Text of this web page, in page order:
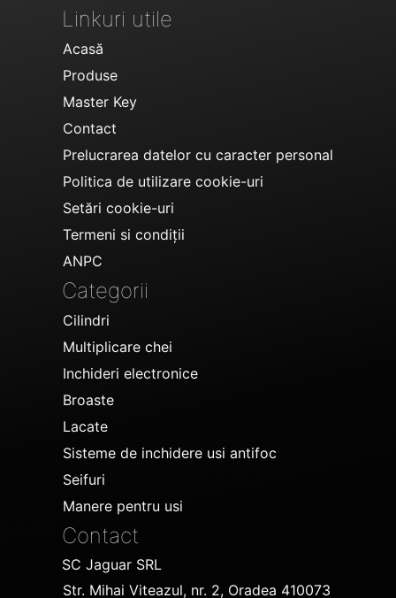
Linkuri utile
Acasă
Produse
Master Key
Contact
Prelucrarea datelor cu caracter personal
Politica de utilizare cookie-uri
Setări cookie-uri
Termeni si condiții
ANPC
Categorii
Cilindri
Multiplicare chei
Inchideri electronice
Broaste
Lacate
Sisteme de inchidere usi antifoc
Seifuri
Manere pentru usi
Contact
SC Jaguar SRL
Str. Mihai Viteazul, nr. 2, Oradea 410073